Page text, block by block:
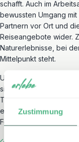
Zustimmung
schafft. Auch im
bewussten Umgang mit
Partnern vor Ort und
Reiseangebote wider.
Naturerlebnisse, bei
Mittelpunkt steht.
Unser Partner
sichdamitzu
Tourismus.
einenBaumin
Foundation,